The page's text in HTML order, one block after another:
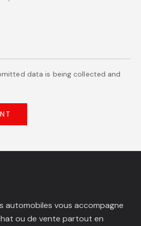
data is being collected and
automobiles vous accompagne
ou de vente partout en